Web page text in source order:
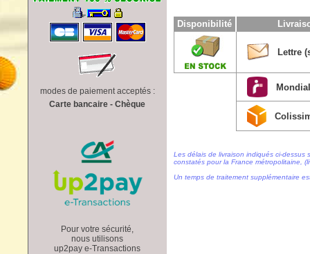
modes de paiement acceptés :
Carte bancaire - Chèque
Pour votre sécurité,
nous utilisons
up2pay e-Transactions
Disponibilité
Lettre
Les délais de livraison indiqués ci-
constatés pour la France métropolitaine,
Un temps de traitement supplémentaire